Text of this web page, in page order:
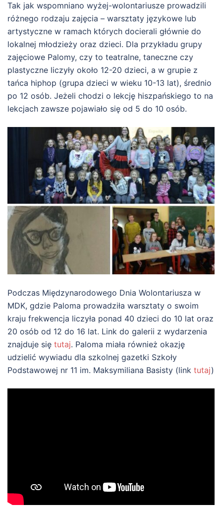
Tak jak wspomniano wyżej-wolontariusze prowadzili
różnego rodzaju zajęcia – warsztaty językowe lub
artystyczne w ramach których docierali głównie do
lokalnej młodzieży oraz dzieci. Dla przykładu grupy
zajęciowe Palomy, czy to teatralne, taneczne czy
plastyczne liczyły około 12-20 dzieci, a w grupie z
tańca hiphop (grupa dzieci w wieku 10-13 lat), średnio
po 12 osób. Jeżeli chodzi o lekcję hiszpańskiego to na
lekcjach zawsze pojawiało się od 5 do 10 osób.
Podczas Międzynarodowego Dnia Wolontariusza w
MDK, gdzie Paloma prowadziła warsztaty o swoim
kraju frekwencja liczyła ponad 40 dzieci do 10 lat oraz
20 osób od 12 do 16 lat. Link do galerii z wydarzenia
znajduje się tutaj. Paloma miała również okazję
udzielić wywiadu dla szkolnej gazetki Szkoły
Podstawowej nr 11 im. Maksymiliana Basisty (link tutaj)